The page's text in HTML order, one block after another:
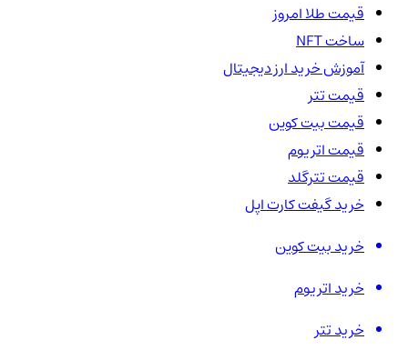
قیمت طلا امروز
ساخت NFT
آموزش خرید ارز دیجیتال
قیمت تتر
قیمت بیت کوین
قیمت اتریوم
قیمت تترگلد
خرید گیفت کارت اپل
خرید بیت کوین
خرید اتریوم
خرید تتر